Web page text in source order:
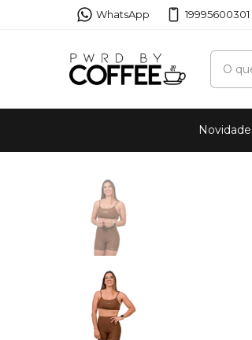
WhatsApp 19995600301